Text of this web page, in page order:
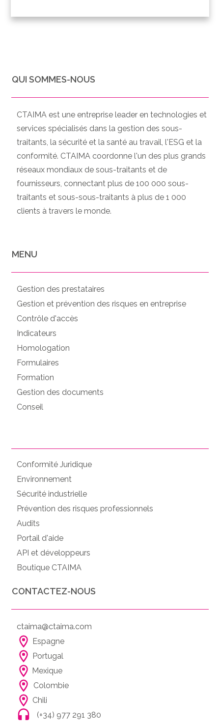
QUI SOMMES-NOUS
CTAIMA est une entreprise leader en technologies et
services spécialisés dans la gestion des sous-
traitants, la sécurité et la santé au travail, l'ESG et la
conformité. CTAIMA coordonne l'un des plus grands
réseaux mondiaux de sous-traitants et de
fournisseurs, connectant plus de 100 000 sous-
traitants et sous-sous-traitants à plus de 1 000
clients à travers le monde.
MENU
Gestion des prestataires
Gestion et prévention des risques en entreprise
Contrôle d'accès
Indicateurs
Homologation
Formulaires
Formation
Gestion des documents
Conseil
Conformité Juridique
Environnement
Sécurité industrielle
Prévention des risques professionnels
Audits
Portail d'aide
API et développeurs
Boutique CTAIMA
CONTACTEZ-NOUS
ctaima@ctaima.com
Espagne
Portugal
Mexique
Colombie
Chili
(+34) 977 291 380